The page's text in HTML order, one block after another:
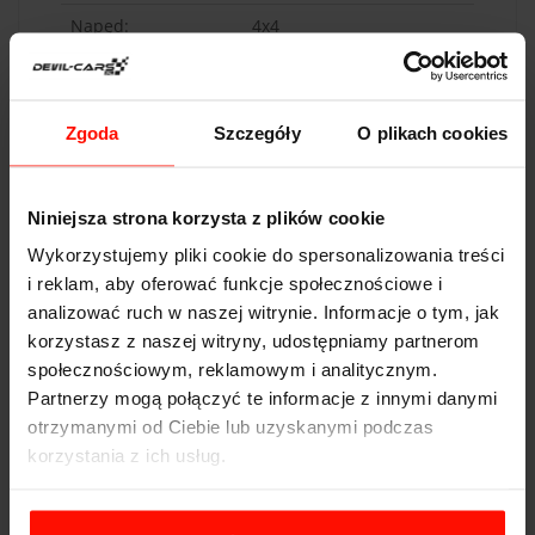
Zgoda Szczegóły O plikach cookies
Niniejsza strona korzysta z plików cookie
Wykorzystujemy pliki cookie do spersonalizowania treści
i reklam, aby oferować funkcje społecznościowe i
analizować ruch w naszej witrynie. Informacje o tym, jak
korzystasz z naszej witryny, udostępniamy partnerom
społecznościowym, reklamowym i analitycznym.
Partnerzy mogą połączyć te informacje z innymi danymi
otrzymanymi od Ciebie lub uzyskanymi podczas
korzystania z ich usług.
Napęd:
4x4
Pojemność:
WAŻNOŚĆ
Voucher jest ważny 365 dni od daty zakupu. Voucher
opłacony kartą podarunkową ma taką samą ważność co
karta. Przejazdy są realizowane w sezonie od maja do
października.
REALIZACJA